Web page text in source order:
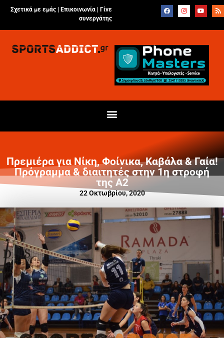
Σχετικά με εμάς | Επικοινωνία
Γίνε
συνεργάτης
Πρεμιέρα για Νίκη, Φοίνικα, Καβάλα & Γαία!
Πρόγραμμα & διαιτητές στην 1η στροφή
της Α2
22 Οκτωβρίου, 2020